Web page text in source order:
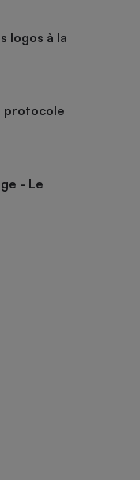
logos à la
protocole
- Le